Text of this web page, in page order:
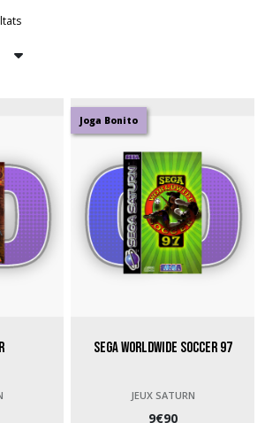
Joga Bonito
Sega Worldwide Soccer 97
JEUX SATURN
9€90